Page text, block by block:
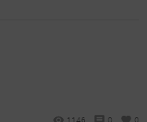
1146 0 0